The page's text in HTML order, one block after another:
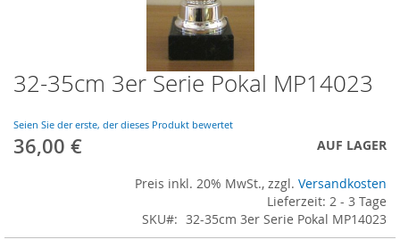
32-35cm 3er Serie Pokal MP14023
Seien Sie der erste, der dieses Produkt bewertet
36,00 € AUF LAGER
Preis inkl. 20% MwSt., zzgl. Versandkosten
Lieferzeit: 2 - 3 Tage
SKU
32-35cm 3er Serie Pokal MP14023
Skip
to
beginning
of